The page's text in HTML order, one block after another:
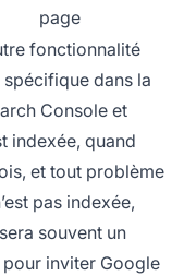
page
fonctionnalité
dans la
Console et
indexée, quand
et tout problème
pas indexée,
souvent un
pour inviter Google